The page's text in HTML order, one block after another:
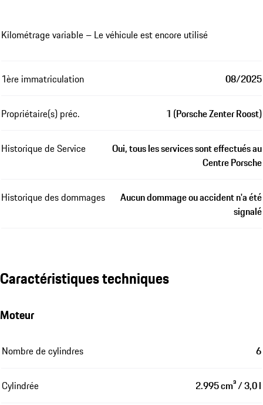
Kilométrage variable – Le véhicule est encore utilisé
1ère immatriculation 08/2025
Propriétaire(s) préc. 1 (Porsche Zenter Roost)
Historique de Service
Oui, tous les services sont effectués au
Centre Porsche
Historique des dommages
Aucun dommage ou accident n'a été
signalé
Caractéristiques techniques
Moteur
Nombre de cylindres 6
Cylindrée 2.995 cm³ / 3,0 l